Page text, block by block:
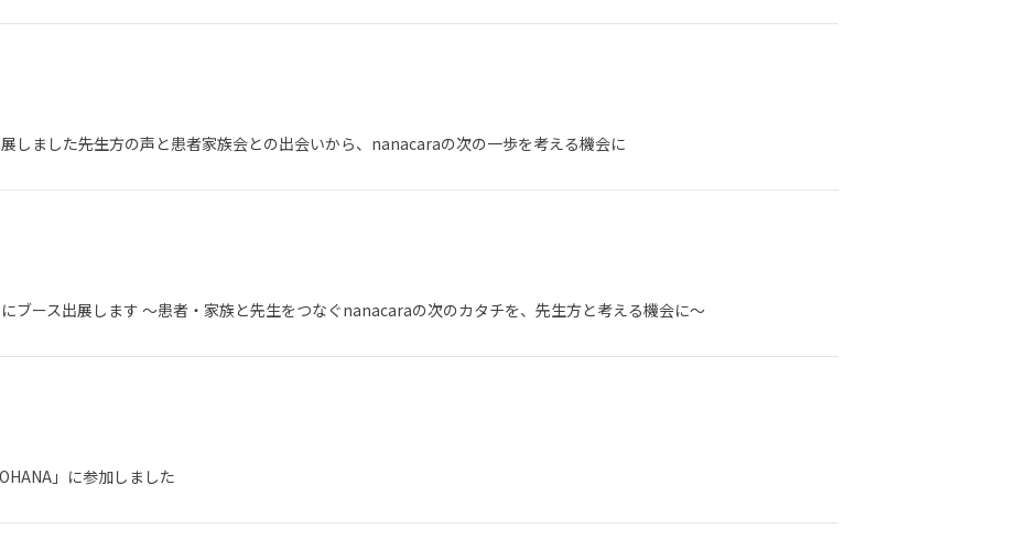
しました――先生方の声と患者家族会との出会いから、nanacaraの次の一歩を考える機会に
ブース出展します 〜患者・家族と先生をつなぐnanacaraの次のカタチを、先生方と考える機会に〜
」に参加しました